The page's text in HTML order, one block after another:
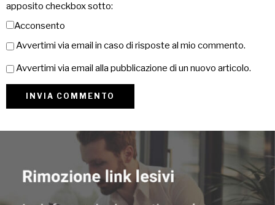
apposito checkbox sotto:
Acconsento
Avvertimi via email in caso di risposte al mio commento.
Avvertimi via email alla pubblicazione di un nuovo articolo.